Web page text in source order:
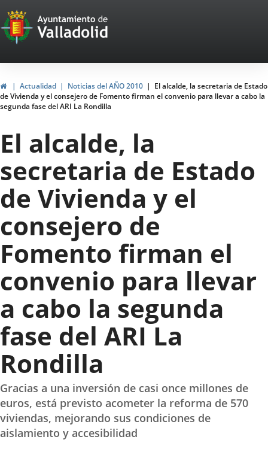
Portal
Web
del
Ayuntamiento
de
Valladolid
HomeActualidad Noticias del AÑO 2010
El alcalde, la secretaria de Estado
de Vivienda y el consejero de Fomento firman el convenio para llevar a cabo la
segunda fase del ARI La Rondilla
El alcalde, la
secretaria de Estado
de Vivienda y el
consejero de
Fomento firman el
convenio para llevar
a cabo la segunda
fase del ARI La
Rondilla
Gracias a una inversión de casi once millones de
euros, está previsto acometer la reforma de 570
viviendas, mejorando sus condiciones de
aislamiento y accesibilidad